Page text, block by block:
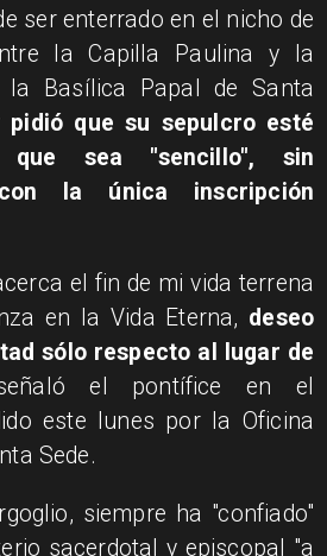
ser enterrado en el nicho de
la Capilla Paulina y la
la Basílica Papal de Santa
pidió que su sepulcro esté
sea "sencillo", sin
la única inscripción
el fin de mi vida terrena
en la Vida Eterna, deseo
sólo respecto al lugar de
el pontífice en el
este lunes por la Oficina
Sede.
siempre ha "confiado"
sacerdotal y episcopal "a